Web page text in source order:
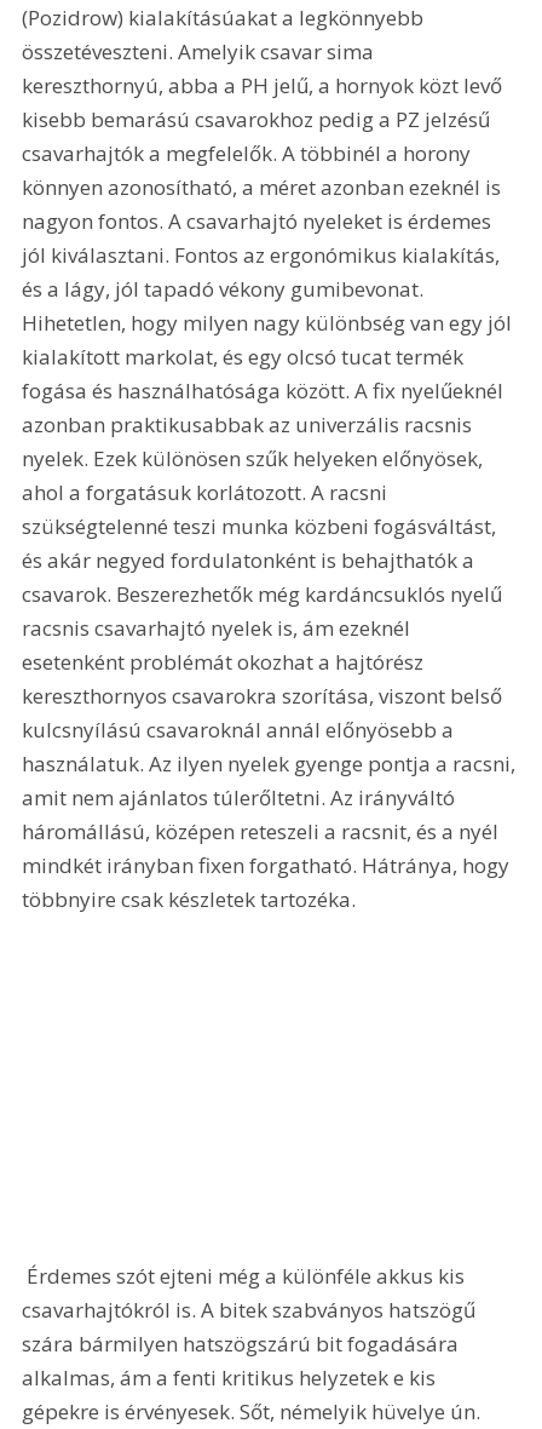
(Pozidrow) kialakításúakat a legkönnyebb
összetéveszteni. Amelyik csavar sima
kereszthornyú, abba a PH jelű, a hornyok közt levő
kisebb bemarású csavarokhoz pedig a PZ jelzésű
csavarhajtók a megfelelők. A többinél a horony
könnyen azonosítható, a méret azonban ezeknél is
nagyon fontos. A csavarhajtó nyeleket is érdemes
jól kiválasztani. Fontos az ergonómikus kialakítás,
és a lágy, jól tapadó vékony gumibevonat.
Hihetetlen, hogy milyen nagy különbség van egy jól
kialakított markolat, és egy olcsó tucat termék
fogása és használhatósága között. A fix nyelűeknél
azonban praktikusabbak az univerzális racsnis
nyelek. Ezek különösen szűk helyeken előnyösek,
ahol a forgatásuk korlátozott. A racsni
szükségtelenné teszi munka közbeni fogásváltást,
és akár negyed fordulatonként is behajthatók a
csavarok. Beszerezhetők még kardáncsuklós nyelű
racsnis csavarhajtó nyelek is, ám ezeknél
esetenként problémát okozhat a hajtórész
kereszthornyos csavarokra szorítása, viszont belső
kulcsnyílású csavaroknál annál előnyösebb a
használatuk. Az ilyen nyelek gyenge pontja a racsni,
amit nem ajánlatos túlerőltetni. Az irányváltó
háromállású, középen reteszeli a racsnit, és a nyél
mindkét irányban fixen forgatható. Hátránya, hogy
többnyire csak készletek tartozéka.
csavarhajtókról is. A bitek szabványos hatszögű
szára bármilyen hatszögszárú bit fogadására
alkalmas, ám a fenti kritikus helyzetek e kis
gépekre is érvényesek. Sőt, némelyik hüvelye ún.